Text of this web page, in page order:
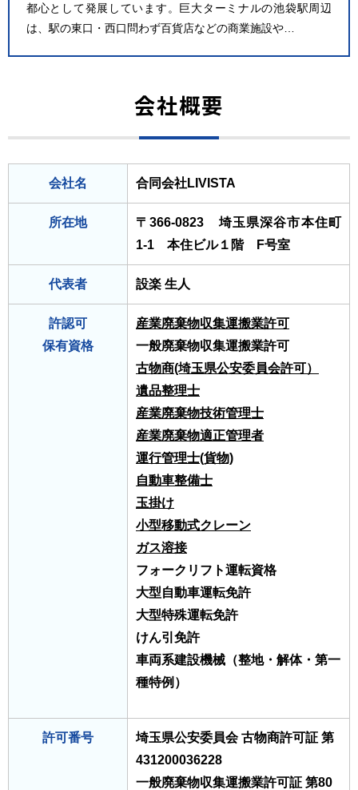
都心として発展しています。巨大ターミナルの池袋駅周辺
は、駅の東口・西口問わず百貨店などの商業施設や…
会社概要
会社名 合同会社LIVISTA
所在地
〒366-0823 埼玉県深谷市本住町
1-1 本住ビル１階 F号室
代表者 設楽 生人
許認可
保有資格
産業廃棄物収集運搬業許可
一般廃棄物収集運搬業許可
古物商(埼玉県公安委員会許可）
遺品整理士
産業廃棄物技術管理士
産業廃棄物適正管理者
運行管理士(貨物)
自動車整備士
玉掛け
小型移動式クレーン
ガス溶接
フォークリフト運転資格
大型自動車運転免許
大型特殊運転免許
けん引免許
車両系建設機械（整地・解体・第一
種特例）
許可番号
埼玉県公安委員会 古物商許可証 第
431200036228
一般廃棄物収集運搬業許可証 第80